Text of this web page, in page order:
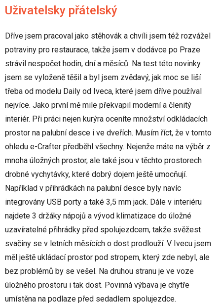
Uživatelsky přátelský
Dříve jsem pracoval jako stěhovák a chvíli jsem též rozvážel
potraviny pro restaurace, takže jsem v dodávce po Praze
strávil nespočet hodin, dní a měsíců. Na test této novinky
jsem se vyloženě těšil a byl jsem zvědavý, jak moc se liší
třeba od modelu Daily od Iveca, které jsem dříve používal
nejvíce. Jako první mě mile překvapil moderní a členitý
interiér. Při práci nejen kurýra oceníte množství odkládacích
prostor na palubní desce i ve dveřích. Musím říct, že v tomto
ohledu e-Crafter předběhl všechny. Nejenže máte na výběr z
mnoha úložných prostor, ale také jsou v těchto prostorech
drobné vychytávky, které dobrý dojem ještě umocňují.
Například v přihrádkách na palubní desce byly navíc
integrovány USB porty a také 3,5 mm jack. Dále v interiéru
najdete 3 držáky nápojů a vývod klimatizace do úložné
uzavíratelné přihrádky před spolujezdcem, takže svěžest
svačiny se v letních měsících o dost prodlouží. V Ivecu jsem
měl ještě ukládací prostor pod stropem, který zde nebyl, ale
bez problémů by se vešel. Na druhou stranu je ve voze
úložného prostoru i tak dost. Povinná výbava je chytře
umístěna na podlaze před sedadlem spolujezdce.